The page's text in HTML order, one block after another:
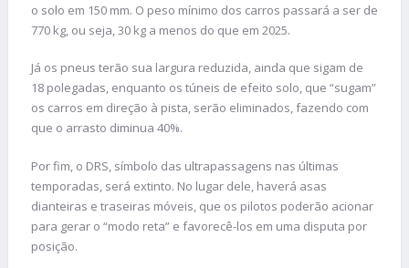
o solo em 150 mm. O peso mínimo dos carros passará a ser de
770 kg, ou seja, 30 kg a menos do que em 2025.
Já os pneus terão sua largura reduzida, ainda que sigam de
18 polegadas, enquanto os túneis de efeito solo, que “sugam”
os carros em direção à pista, serão eliminados, fazendo com
que o arrasto diminua 40%.
Por fim, o DRS, símbolo das ultrapassagens nas últimas
temporadas, será extinto. No lugar dele, haverá asas
dianteiras e traseiras móveis, que os pilotos poderão acionar
para gerar o “modo reta” e favorecê-los em uma disputa por
posição.